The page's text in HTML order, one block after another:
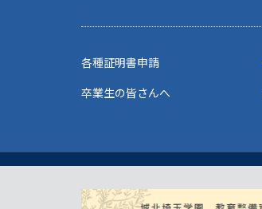
各種証明書申請
卒業生の皆さんへ